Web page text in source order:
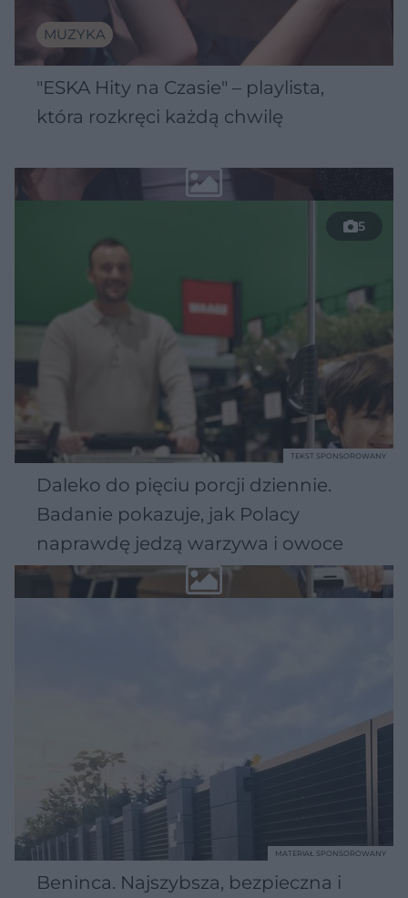
MUZYKA
"ESKA Hity na Czasie" – playlista,
która rozkręci każdą chwilę
5
Daleko do pięciu porcji dziennie.
Badanie pokazuje, jak Polacy
naprawdę jedzą warzywa i owoce
TEKST SPONSOROWANY
Beninca. Najszybsza, bezpieczna i
MATERIAŁ SPONSOROWANY